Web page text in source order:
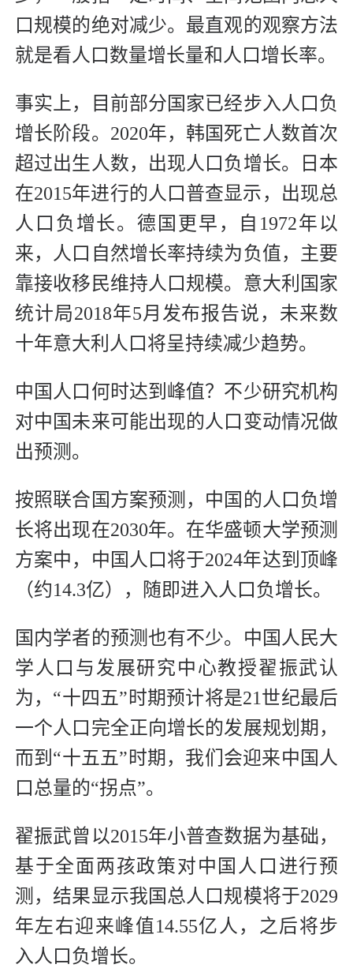
口规模的绝对减少。最直观的观察方法
就是看人口数量增长量和人口增长率。
事实上，目前部分国家已经步入人口负
增长阶段。2020年，韩国死亡人数首次
超过出生人数，出现人口负增长。日本
在2015年进行的人口普查显示，出现总
人口负增长。德国更早，自1972年以
来，人口自然增长率持续为负值，主要
靠接收移民维持人口规模。意大利国家
统计局2018年5月发布报告说，未来数
十年意大利人口将呈持续减少趋势。
中国人口何时达到峰值？不少研究机构
对中国未来可能出现的人口变动情况做
出预测。
按照联合国方案预测，中国的人口负增
长将出现在2030年。在华盛顿大学预测
方案中，中国人口将于2024年达到顶峰
（约14.3亿），随即进入人口负增长。
国内学者的预测也有不少。中国人民大
学人口与发展研究中心教授翟振武认
为，“十四五”时期预计将是21世纪最后
一个人口完全正向增长的发展规划期，
而到“十五五”时期，我们会迎来中国人
口总量的“拐点”。
翟振武曾以2015年小普查数据为基础，
基于全面两孩政策对中国人口进行预
测，结果显示我国总人口规模将于2029
年左右迎来峰值14.55亿人，之后将步
入人口负增长。